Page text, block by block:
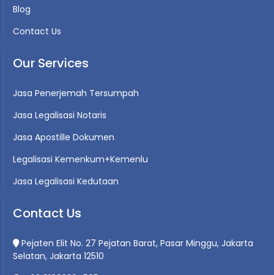
Blog
Contact Us
Our Services
Jasa Penerjemah Tersumpah
Jasa Legalisasi Notaris
Jasa Apostille Dokumen
Legalisasi Kemenkum+Kemenlu
Jasa Legalisasi Kedutaan
Contact Us
Pejaten Elit No. 27 Pejatan Barat, Pasar Minggu, Jakarta
Selatan, Jakarta 12510